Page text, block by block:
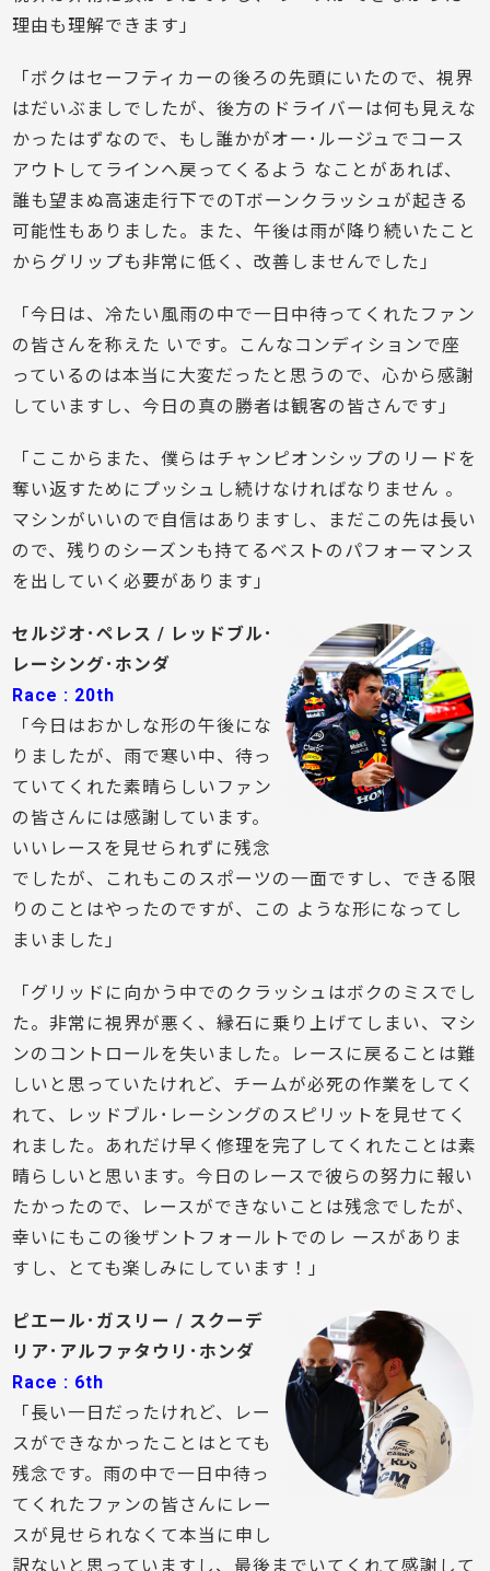
理由も理解できます」
「ボクはセーフティカーの後ろの先頭にいたので、視界
はだいぶましでしたが、後方のドライバーは何も見えな
かったはずなので、もし誰かがオー･ルージュでコース
アウトしてラインへ戻ってくるよう なことがあれば、
誰も望まぬ高速走行下でのTボーンクラッシュが起きる
可能性もありました。また、午後は雨が降り続いたこと
からグリップも非常に低く、改善しませんでした」
「今日は、冷たい風雨の中で一日中待ってくれたファン
の皆さんを称えた いです。こんなコンディションで座
っているのは本当に大変だったと思うので、心から感謝
していますし、今日の真の勝者は観客の皆さんです」
「ここからまた、僕らはチャンピオンシップのリードを
奪い返すためにプッシュし続けなければなりません 。
マシンがいいので自信はありますし、まだこの先は長い
ので、残りのシーズンも持てるベストのパフォーマンス
を出していく必要があります」
セルジオ･ペレス / レッドブル･
レーシング･ホンダ
Race : 20th
「今日はおかしな形の午後にな
りましたが、雨で寒い中、待っ
ていてくれた素晴らしいファン
の皆さんには感謝しています。
いいレースを見せられずに残念
でしたが、これもこのスポーツの一面ですし、できる限
りのことはやったのですが、この ような形になってし
まいました」
「グリッドに向かう中でのクラッシュはボクのミスでし
た。非常に視界が悪く、縁石に乗り上げてしまい、マシ
ンのコントロールを失いました。レースに戻ることは難
しいと思っていたけれど、チームが必死の作業をしてく
れて、レッドブル･レーシングのスピリットを見せてく
れました。あれだけ早く修理を完了してくれたことは素
晴らしいと思います。今日のレースで彼らの努力に報い
たかったので、レースができないことは残念でしたが、
幸いにもこの後ザントフォールトでのレ ースがありま
すし、とても楽しみにしています！」
ピエール･ガスリー / スクーデ
リア･アルファタウリ･ホンダ
Race : 6th
「長い一日だったけれど、レー
スができなかったことはとても
残念です。雨の中で一日中待っ
てくれたファンの皆さんにレー
スが見せられなくて本当に申し
訳ないと思っていますし、最後までいてくれて感謝して